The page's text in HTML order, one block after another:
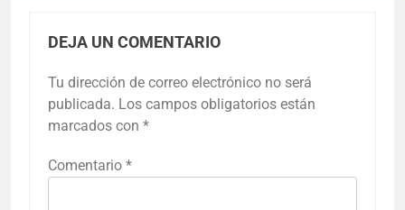
DEJA UN COMENTARIO
Tu dirección de correo electrónico no será
publicada. Los campos obligatorios están
marcados con *
Comentario *